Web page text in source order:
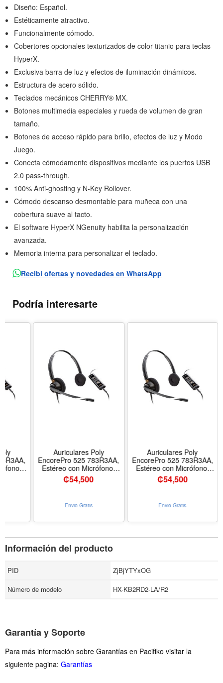
Diseño: Español.
Estéticamente atractivo.
Funcionalmente cómodo.
Cobertores opcionales texturizados de color titanio para teclas
HyperX.
Exclusiva barra de luz y efectos de iluminación dinámicos.
Estructura de acero sólido.
Teclados mecánicos CHERRY® MX.
Botones multimedia especiales y rueda de volumen de gran
tamaño.
Botones de acceso rápido para brillo, efectos de luz y Modo
Juego.
Conecta cómodamente dispositivos mediante los puertos USB
2.0 pass-through.
100% Anti-ghosting y N-Key Rollover.
Cómodo descanso desmontable para muñeca con una
cobertura suave al tacto.
El software HyperX NGenuity habilita la personalización
avanzada.
Memoria interna para personalizar el teclado.
Recibí ofertas y novedades en WhatsApp
Podría interesarte
Auriculares Poly
EncorePro 525 783R3AA,
Estéreo con Micrófono,
Cancelación de Ruido,
USB-A y USB-C, Microsoft
₡54,500
Envio Gratis
Auriculares Poly
EncorePro 525 783R3AA,
Estéreo con Micrófono,
Cancelación de Ruido,
USB-A y USB-C, Microsoft
₡54,500
Envio Gratis
Información del producto
PID
ZjBjYTYxOG
Número de modelo
HX-KB2RD2-LA/R2
Garantía y Soporte
Para más información sobre Garantías en Pacifiko visitar la
siguiente pagina: Garantías